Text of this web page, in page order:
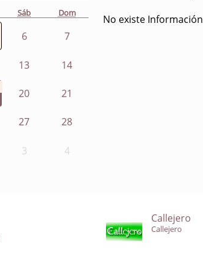
Sáb Dom
6 7
13 14
20 21
27 28
3 4
No existe Información
Callejero
Callejero